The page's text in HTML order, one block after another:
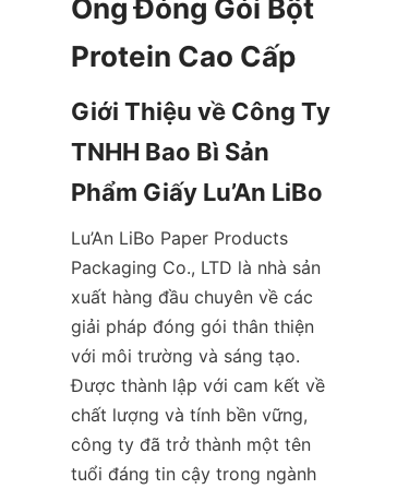
Ống Đóng Gói Bột
Giới Thiệu về Công Ty
TNHH Bao Bì Sản
Lu’An LiBo Paper Products
Packaging Co., LTD là nhà sản
xuất hàng đầu chuyên về các
giải pháp đóng gói thân thiện
với môi trường và sáng tạo.
Được thành lập với cam kết về
chất lượng và tính bền vững,
công ty đã trở thành một tên
tuổi đáng tin cậy trong ngành